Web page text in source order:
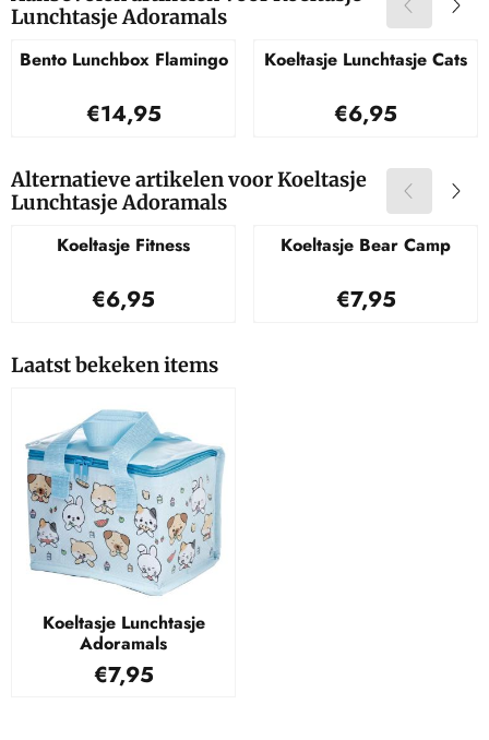
Lunchtasje Adoramals
Bento Lunchbox Flamingo
Prijs: 14,95
€14,95
Koeltasje Lunchtasje Cats
Prijs: 6,95
€6,95
Alternatieve artikelen voorKoeltasje
Lunchtasje Adoramals
Koeltasje Fitness
Prijs: 6,95
€6,95
Koeltasje Bear Camp
Prijs: 7,95
€7,95
Laatst bekeken items
Koeltasje Lunchtasje
Adoramals
€7,95